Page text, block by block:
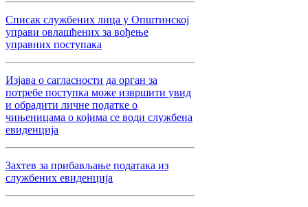
Списак службених лица у Општинској
управи овлашћених за вођење
управних поступака
Изјава о сагласности да орган за
потребе поступка може извршити увид
и обрадити личне податке о
чињеницама о којима се води службена
евиденција
Захтев за прибављање података из
службених евиденција